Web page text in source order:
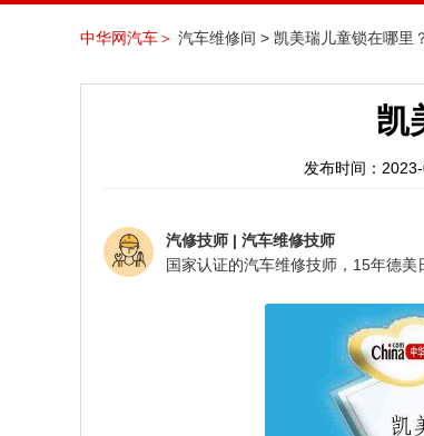
中华网汽车＞ 汽车维修间 > 凯美瑞儿童锁在哪里
凯
发布时间：
汽修技师 | 汽车维修技师